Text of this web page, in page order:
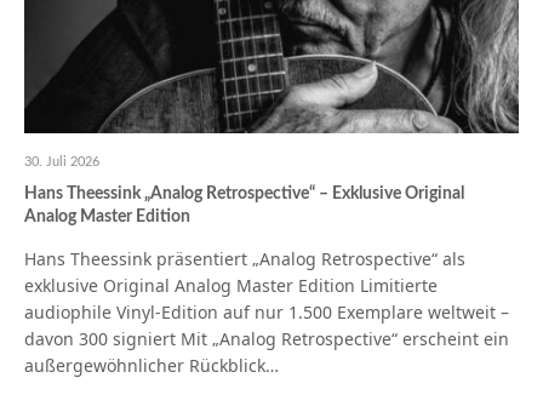
30. Juli 2026
Hans Theessink „Analog Retrospective“ – Exklusive Original
Analog Master Edition
Hans Theessink präsentiert „Analog Retrospective“ als
exklusive Original Analog Master Edition Limitierte
audiophile Vinyl-Edition auf nur 1.500 Exemplare weltweit –
davon 300 signiert Mit „Analog Retrospective“ erscheint ein
außergewöhnlicher Rückblick…